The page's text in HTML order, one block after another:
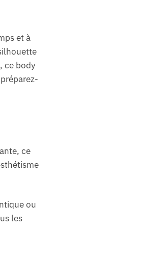
et à
ce body
ce
ou
les